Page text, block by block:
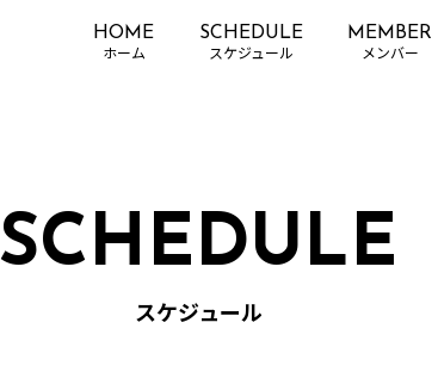
HOME SCHEDULE MEMBER
SCHEDULE
スケジュール